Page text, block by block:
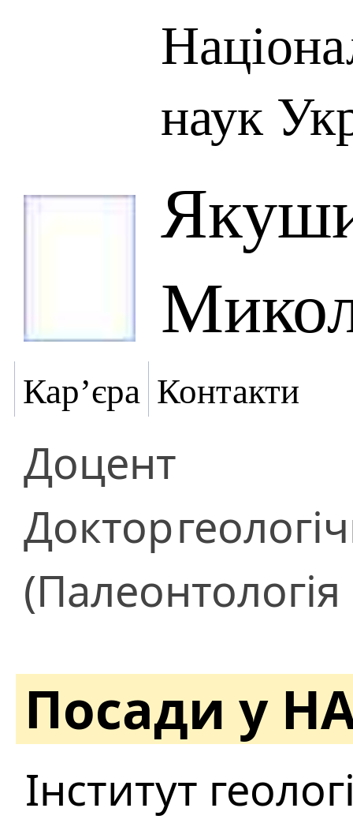
наук
Кар’єра Контакти
Доцент
Доктор
(Палеонтологія
Посади у
Інститут